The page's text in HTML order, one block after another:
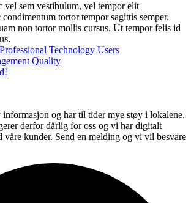
vel sem vestibulum, vel tempor elit
tortor tempor sagittis semper.
non tortor mollis cursus. Ut tempor felis id
Professional Technology Users
Quality
informasjon og har til tider mye støy i lokalene.
derfor dårlig for oss og vi har digitalt
våre kunder. Send en melding og vi vil besvare